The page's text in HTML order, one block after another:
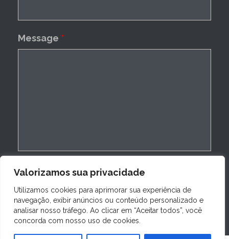
Valorizamos sua privacidade
Utilizamos cookies para aprimorar sua experiência de
navegação, exibir anúncios ou conteúdo personalizado e
analisar nosso tráfego. Ao clicar em “Aceitar todos”, você
concorda com nosso uso de cookies.
Message *